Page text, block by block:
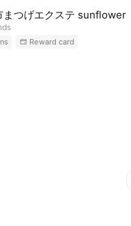
まつげエクステ sunflower
Reward card